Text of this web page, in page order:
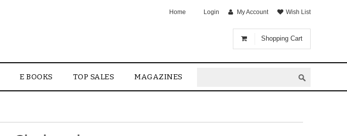
Shopping Cart
Home Login My Account Wish List
E BOOKS TOP SALES MAGAZINES